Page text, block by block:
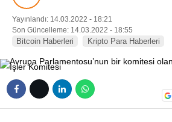
Yayınlandı: 14.03.2022 - 18:21
Son Güncelleme: 14.03.2022 - 18:55
Bitcoin Haberleri Kripto Para Haberleri